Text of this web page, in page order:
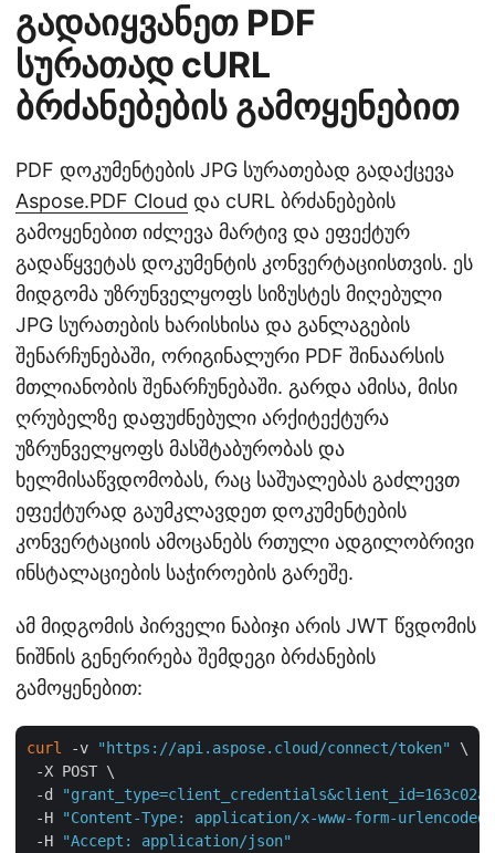
გადაიყვანეთ PDF
სურათად cURL
ბრძანებების გამოყენებით
PDF დოკუმენტების JPG სურათებად გადაქცევა
Aspose.PDF Cloud და cURL ბრძანებების
გამოყენებით იძლევა მარტივ და ეფექტურ
გადაწყვეტას დოკუმენტის კონვერტაციისთვის. ეს
მიდგომა უზრუნველყოფს სიზუსტეს მიღებული
JPG სურათების ხარისხისა და განლაგების
შენარჩუნებაში, ორიგინალური PDF შინაარსის
მთლიანობის შენარჩუნებაში. გარდა ამისა, მისი
ღრუბელზე დაფუძნებული არქიტექტურა
უზრუნველყოფს მასშტაბურობას და
ხელმისაწვდომობას, რაც საშუალებას გაძლევთ
ეფექტურად გაუმკლავდეთ დოკუმენტების
კონვერტაციის ამოცანებს რთული ადგილობრივი
ინსტალაციების საჭიროების გარეშე.
ამ მიდგომის პირველი ნაბიჯი არის JWT წვდომის
ნიშნის გენერირება შემდეგი ბრძანების
გამოყენებით:
curl -v "https://api.aspose.cloud/connect/token"
\
-X POST \
-d
-H
"Content-Type: application/x-www-form-urlencoded"
-H
"Accept: application/json"